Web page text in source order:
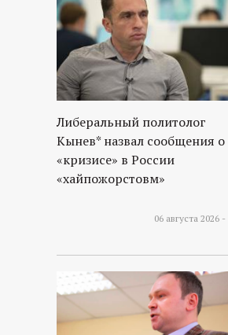
п
о
р
т
а
Либеральный политолог
Кынев* назвал сообщения о
«кризисе» в России
«хайпожорстовм»
06 августа 2026